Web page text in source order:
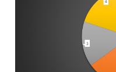
L'IUT EN
LA
Formation
SOME
Nos enseignants
Actualités de la